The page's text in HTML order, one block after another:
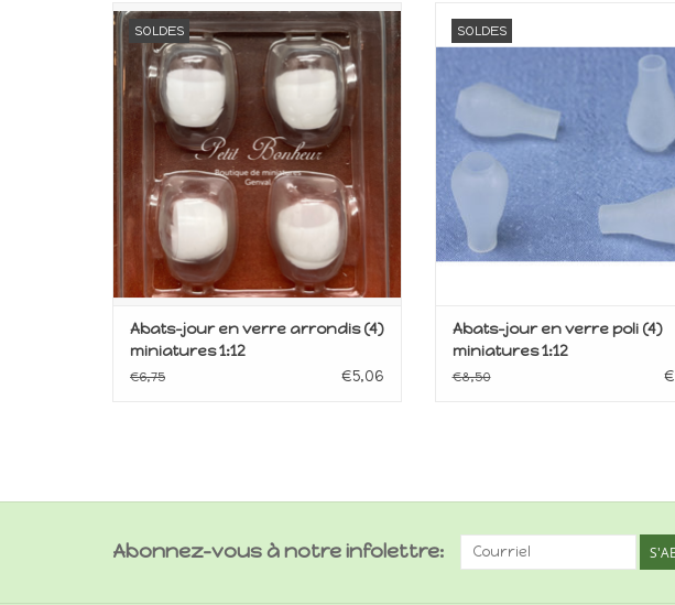
SOLDES
Matériel électrique
AJOUTER AU PANIER
Abats-jour en verre arrondis (4)
miniatures 1:12
€6,75 €5,06
SOLDES
Abats-jour en verre poli (4)
miniatures 1:12
€8,50
Abonnez-vous à notre infolettre: